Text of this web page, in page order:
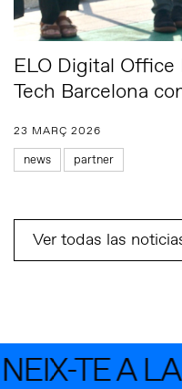
ELO Digital Office
Tech Barcelona
23 MARÇ 2026
news partner
Ver todas las
TE A LA